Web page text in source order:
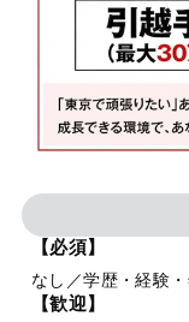
【必須】
なし／学歴・経験
【歓迎】